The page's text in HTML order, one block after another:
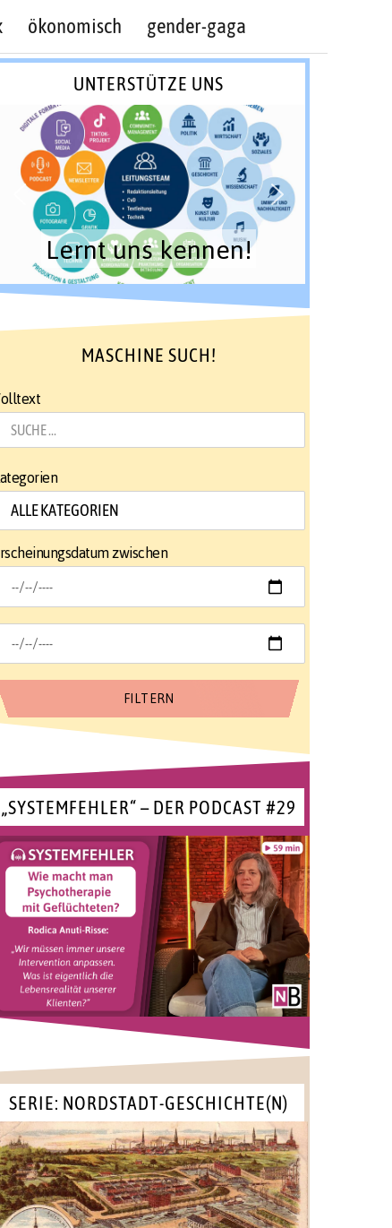
ökonomisch gender-gaga
UNTERSTÜTZE UNS
Lernt uns kennen!
MASCHINE SUCH!
zwischen
„SYSTEMFEHLER“ – DER PODCAST #29
SERIE: NORDSTADT-GESCHICHTE(N)